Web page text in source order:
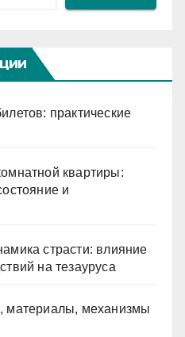
практические
квартиры:
и
страсти: влияние
на тезауруса
механизмы